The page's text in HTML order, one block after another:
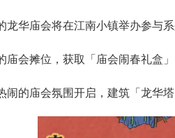
龙华庙会将在江南小镇举办参与
庙会摊位，获取「庙会闹春礼盒
闹的庙会氛围开启，建筑「龙华